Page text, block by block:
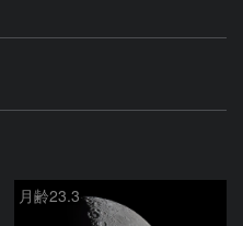
月齢23.3